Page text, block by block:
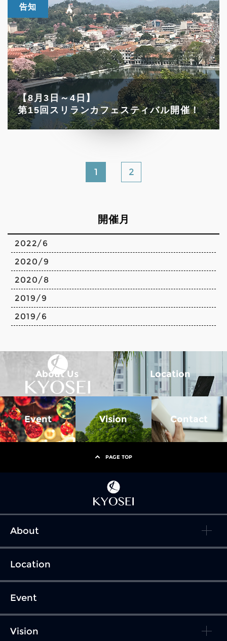
告知
【8月3日～4日】
第15回スリランカフェスティバル開催！
1 2
開催月
2022/6
2020/9
2020/8
2019/9
2019/6
About Us Location
Event Vision Contact
PAGE TOP
About
Location
Event
Vision